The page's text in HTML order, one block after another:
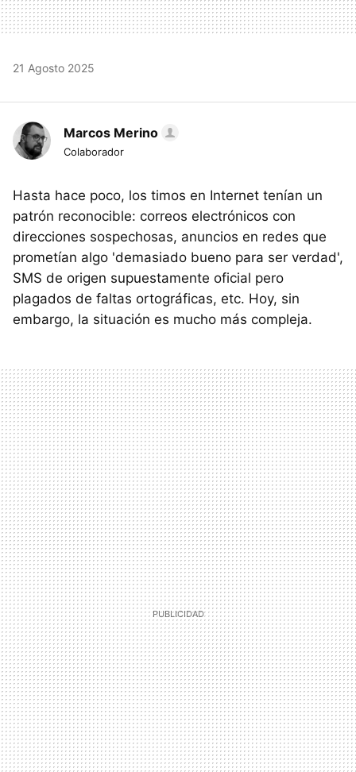
21 Agosto 2025
Marcos Merino
Colaborador
Hasta hace poco, los timos en Internet tenían un
patrón reconocible: correos electrónicos con
direcciones sospechosas, anuncios en redes que
prometían algo 'demasiado bueno para ser verdad',
SMS de origen supuestamente oficial pero
plagados de faltas ortográficas, etc. Hoy, sin
embargo, la situación es mucho más compleja.